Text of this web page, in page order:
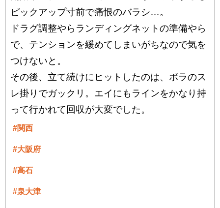
ピックアップ寸前で痛恨のバラシ…。
ドラグ調整やらランディングネットの準備やら
で、テンションを緩めてしまいがちなので気を
つけないと。
その後、立て続けにヒットしたのは、ボラのス
レ掛りでガックリ。エイにもラインをかなり持
って行かれて回収が大変でした。
#関西
#大阪府
#高石
#泉大津